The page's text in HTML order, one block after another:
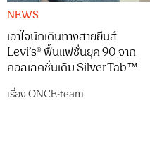
NEWS
เอาใจนักเดินทางสายยีนส์
Levi’s® ฟื้นแฟชั่นยุค 90 จาก
คอลเลคชั่นเดิม SilverTab™
เรื่องONCE-team